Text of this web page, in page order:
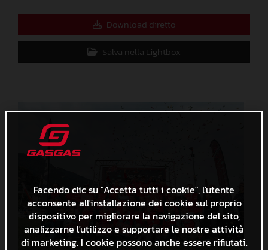
Download diretto
Salva nella Lightbox
Facendo clic su "Accetta tutti i cookie", l'utente
acconsente all'installazione dei cookie sul proprio
dispositivo per migliorare la navigazione del sito,
analizzarne l'utilizzo e supportare le nostre attività
di marketing. I cookie possono anche essere rifiutati.